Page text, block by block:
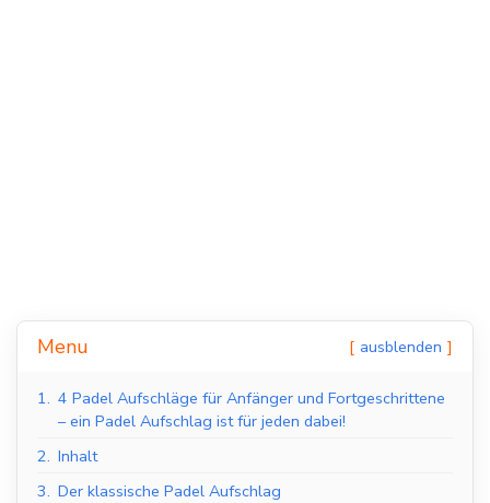
Menu ausblenden
1. 4 Padel Aufschläge für Anfänger und Fortgeschrittene
– ein Padel Aufschlag ist für jeden dabei!
2. Inhalt
3. Der klassische Padel Aufschlag